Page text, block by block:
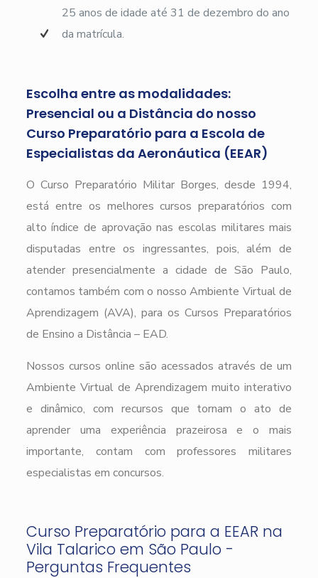
25 anos de idade até 31 de dezembro do ano
da matrícula.
Escolha entre as modalidades:
Presencial ou a Distância do nosso
Curso Preparatório para a Escola de
Especialistas da Aeronáutica (EEAR)
O Curso Preparatório Militar Borges, desde 1994,
está entre os melhores cursos preparatórios com
alto índice de aprovação nas escolas militares mais
disputadas entre os ingressantes, pois, além de
atender presencialmente a cidade de São Paulo,
contamos também com o nosso Ambiente Virtual de
Aprendizagem (AVA), para os Cursos Preparatórios
de Ensino a Distância – EAD.
Nossos cursos online são acessados através de um
Ambiente Virtual de Aprendizagem muito interativo
e dinâmico, com recursos que tornam o ato de
aprender uma experiência prazeirosa e o mais
importante, contam com professores militares
especialistas em concursos.
Curso Preparatório para a EEAR na
Vila Talarico em São Paulo -
Perguntas Frequentes